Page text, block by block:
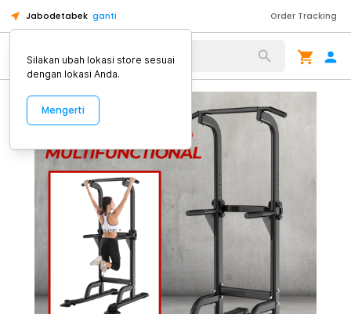
Jabodetabek ganti Order Tracking
Alat Kopi
Silakan ubah lokasi store sesuai
dengan lokasi Anda.
Mengerti